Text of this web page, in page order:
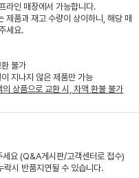
라인 매장에서 가능합니다.
제품과 재고 수량이 상이하니, 해당 매
세요.
불가
지나지 않은 제품만 가능
상품으로 교환 시, 차액 환불 불가
세요 (Q&A게시판/고객센터로 접수)
시 반품지연될 수 있습니다.